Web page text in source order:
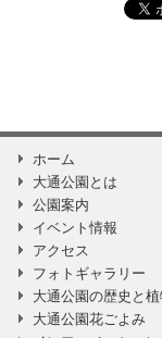
ホーム
大通公園とは
公園案内
イベント情報
アクセス
フォトギャラリー
大通公園の歴史と植
大通公園花ごよみ